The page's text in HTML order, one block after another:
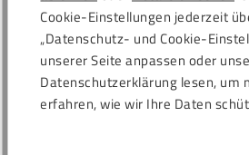
Cookie-Einstellungen jederzeit
„Datenschutz- und Cookie-
unserer Seite anpassen oder
Datenschutzerklärung lesen, um
erfahren, wie wir Ihre Daten
Nach Maß und in jeder
konfigurierbar
In den folgenden einfachen Schritten